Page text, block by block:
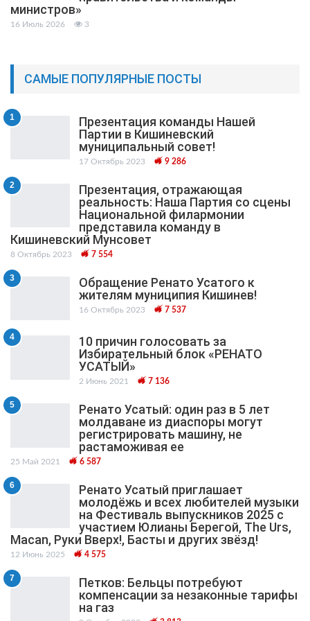
министров»
16 Июль 2026 3
САМЫЕ ПОПУЛЯРНЫЕ ПОСТЫ
1
Презентация команды Нашей
Партии в Кишиневский
муниципальный cовет!
17 Октябрь 2023 9 286
2
Презентация, отражающая
реальность: Наша Партия со сцены
Национальной филармонии
представила команду в
Кишиневский Мунсовет
8 Октябрь 2023 7 554
3
Обращение Ренато Усатого к
жителям муниципия Кишинев!
16 Октябрь 2023 7 537
4
10 причин голосовать за
Избирательный блок «РЕНАТО
УСАТЫЙ»
2 Июнь 2021 7 136
5
Ренато Усатый: один раз в 5 лет
молдаване из диаспоры могут
регистрировать машину, не
растаможивая ее
25 Май 2021 6 587
6
Ренато Усатый приглашает
молодёжь и всех любителей музыки
на Фестиваль выпускников 2025 с
участием Юлианы Берегой, The Urs,
Macan, Руки Вверх!, Басты и других звёзд!
12 Июнь 2025 4 575
7
Петков: Бельцы потребуют
компенсации за незаконные тарифы
на газ